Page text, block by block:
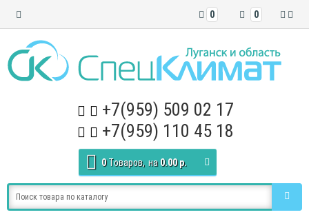
0
0
+7(959) 509 02 17
+7(959) 110 45 18
0 Tоваров, на 0.00 р.